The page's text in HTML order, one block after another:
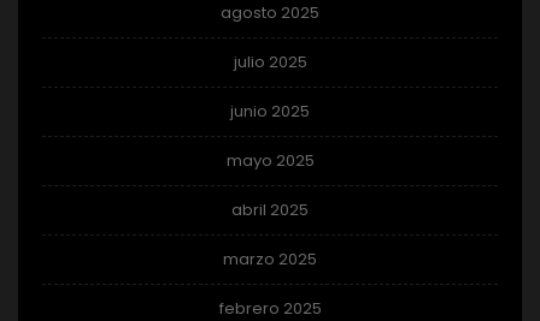
agosto 2025
julio 2025
junio 2025
mayo 2025
abril 2025
marzo 2025
febrero 2025